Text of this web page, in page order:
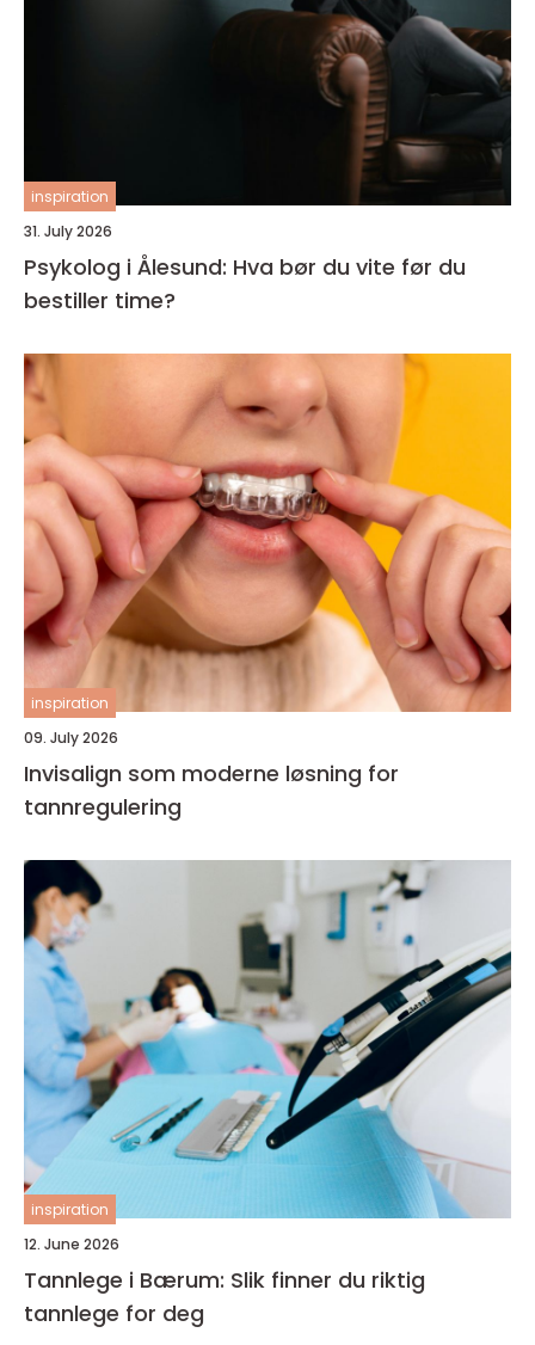
inspiration
31. July 2026
Psykolog i Ålesund: Hva bør du vite før du
bestiller time?
inspiration
09. July 2026
Invisalign som moderne løsning for
tannregulering
inspiration
12. June 2026
Tannlege i Bærum: Slik finner du riktig
tannlege for deg